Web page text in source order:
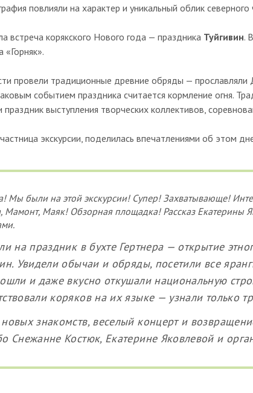
повлияли на характер и уникальный облик северного
встреча корякского Нового года — праздника Туйгивин.
провели традиционные древние обряды —
событием праздника считается кормление огня.
выступления творческих коллективов,
экскурсии, поделилась впечатлениями об этом
Мы были на этой экскурсии! Супер! Захватывающе!
Мамонт, Маяк! Обзорная площадка! Рассказ Екатерины
на праздник в бухте Гертнера — открытие
Увидели обычаи и обряды, посетили все
и даже вкусно откушали национальную
коряков на их языке — узнали только
знакомств, веселый концерт и
Снежанне Костюк, Екатерине Яковлевой и